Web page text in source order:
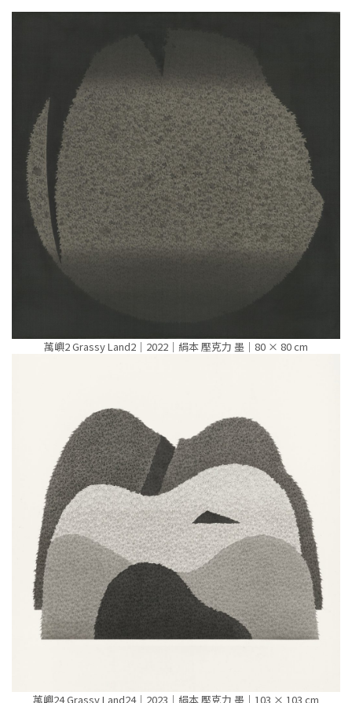
萭嶼2 Grassy Land2｜2022｜絹本 壓克力 墨｜80 × 80 cm
萭嶼24 Grassy Land24｜2023｜絹本 壓克力 墨｜103 × 103 cm